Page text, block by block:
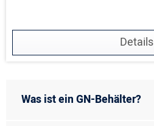
Details
Was ist ein GN-Behälter?